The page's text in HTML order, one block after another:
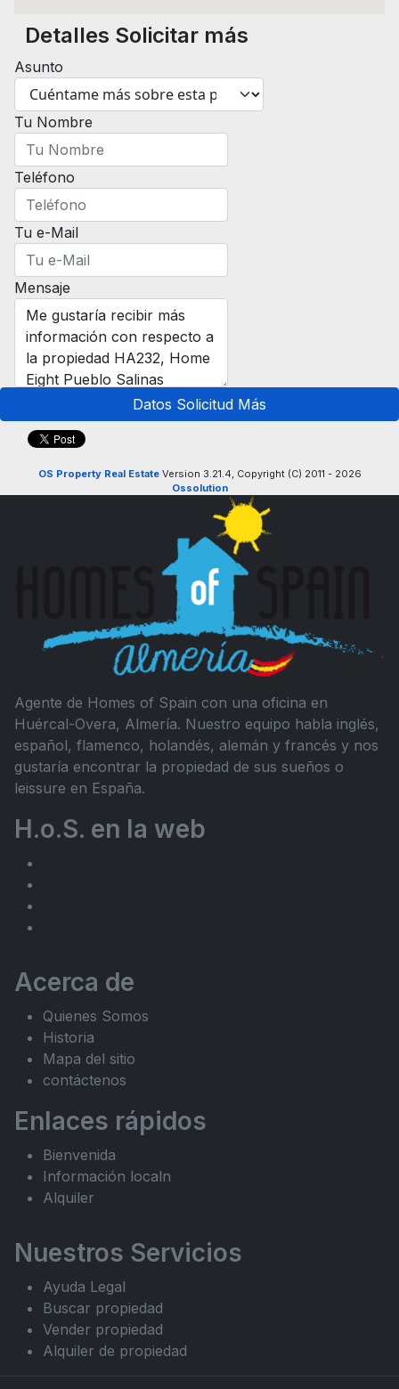
Detalles Solicitar más
Asunto
Tu Nombre
Teléfono
Tu e-Mail
Mensaje
Datos Solicitud Más
OS Property Real EstateVersion 3.21.4, Copyright (C) 2011 - 2026
Ossolution
Agente de Homes of Spain con una oficina en
Huércal-Overa, Almería. Nuestro equipo habla inglés,
español, flamenco, holandés, alemán y francés y nos
gustaría encontrar la propiedad de sus sueños o
leissure en España.
H.o.S. en la web
Acerca de
Quienes Somos
Historia
Mapa del sitio
contáctenos
Enlaces rápidos
Bienvenida
Información localn
Alquiler
Nuestros Servicios
Ayuda Legal
Buscar propiedad
Vender propiedad
Alquiler de propiedad